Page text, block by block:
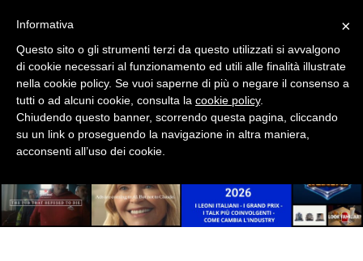
PRODOTTI
PUNTI VENDITA
CSR
×
Informativa
Questo sito o gli strumenti terzi da questo utilizzati si avvalgono
di cookie necessari al funzionamento ed utili alle finalità illustrate
nella cookie policy. Se vuoi saperne di più o negare il consenso a
tutti o ad alcuni cookie, consulta la cookie policy.
Chiudendo questo banner, scorrendo questa pagina, cliccando
su un link o proseguendo la navigazione in altra maniera,
acconsenti all’uso dei cookie.